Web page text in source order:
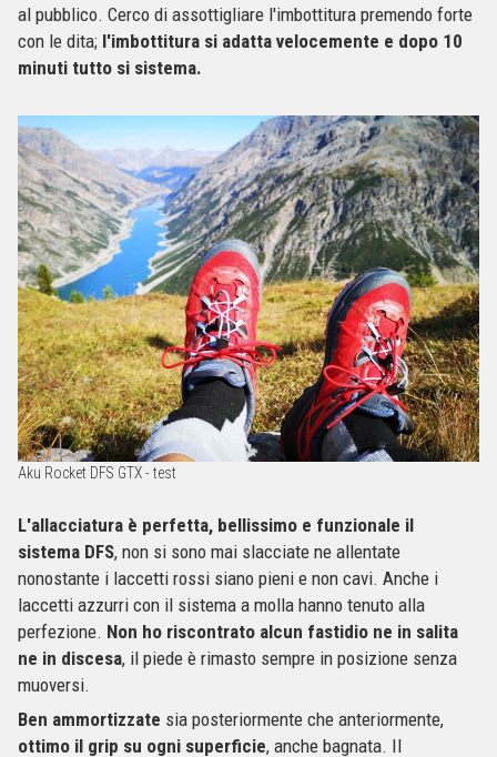
al pubblico. Cerco di assottigliare l'imbottitura premendo forte
con le dita; l'imbottitura si adatta velocemente e dopo 10
minuti tutto si sistema.
Aku Rocket DFS GTX - test
L'allacciatura è perfetta, bellissimo e funzionale il
sistema DFS, non si sono mai slacciate ne allentate
nonostante i laccetti rossi siano pieni e non cavi. Anche i
laccetti azzurri con il sistema a molla hanno tenuto alla
perfezione. Non ho riscontrato alcun fastidio ne in salita
ne in discesa, il piede è rimasto sempre in posizione senza
muoversi.
Ben ammortizzate sia posteriormente che anteriormente,
ottimo il grip su ogni superficie, anche bagnata. Il